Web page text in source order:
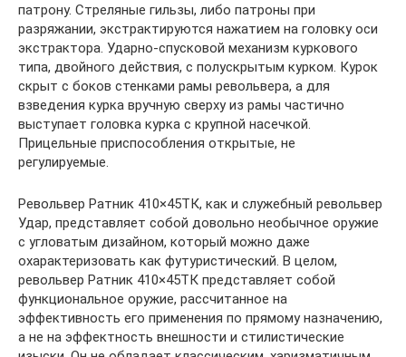
патрону. Стреляные гильзы, либо патроны при
разряжании, экстрактируются нажатием на головку оси
экстрактора. Ударно-спусковой механизм куркового
типа, двойного действия, с полускрытым курком. Курок
скрыт с боков стенками рамы револьвера, а для
взведения курка вручную сверху из рамы частично
выступает головка курка с крупной насечкой.
Прицельные приспособления открытые, не
регулируемые.
Револьвер Ратник 410×45ТК, как и служебный револьвер
Удар, представляет собой довольно необычное оружие
с угловатым дизайном, который можно даже
охарактеризовать как футуристический. В целом,
револьвер Ратник 410×45ТК представляет собой
функциональное оружие, рассчитанное на
эффективность его применения по прямому назначению,
а не на эффектность внешности и стилистические